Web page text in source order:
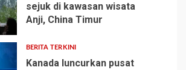
sejuk di kawasan wisata
Anji, China Timur
BERITA TERKINI
Kanada luncurkan pusat